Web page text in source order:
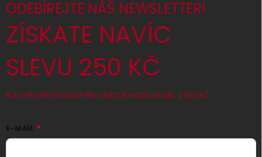
ODEBÍREJTE NÁŠ NEWSLETTER!
ZÍSKATE NAVÍC
SLEVU 250 KČ
PLATÍ PRO PRVNÍ NÁKUP PŘI CELKOVÉ HODNOTĚ MIN. 2 500 KČ
E-MAIL